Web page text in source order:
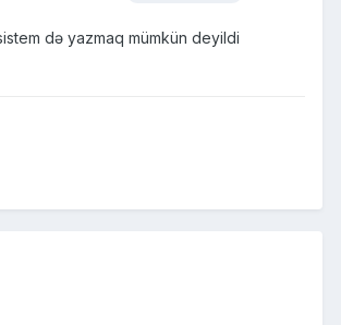
də yazmaq mümkün deyildi